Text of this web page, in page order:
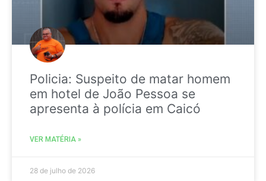
Policia: Suspeito de matar homem
em hotel de João Pessoa se
apresenta à polícia em Caicó
VER MATÉRIA »
28 de julho de 2026